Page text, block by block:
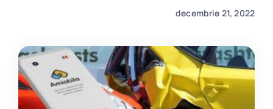
Blog
decembrie 21, 2022